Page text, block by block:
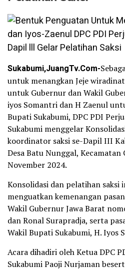
Sukabumi,JuangTv.Com-
untuk menangkan Jeje
untuk Gubernur dan Wakil
iyos Somantri dan H Zaenul
Bupati Sukabumi, DPC PDI
Sukabumi menggelar
koordinator saksi se-Dapil III
Desa Batu Nunggal, Kecamatan
November 2024.
Konsolidasi dan pelatihan
menguatkan kemenangan
Wakil Gubernur Jawa Barat
dan Ronal Surapradja, serta
Wakil Bupati Sukabumi, H. Iyos
Acara dihadiri oleh Ketua DPC
Sukabumi Paoji Nurjaman